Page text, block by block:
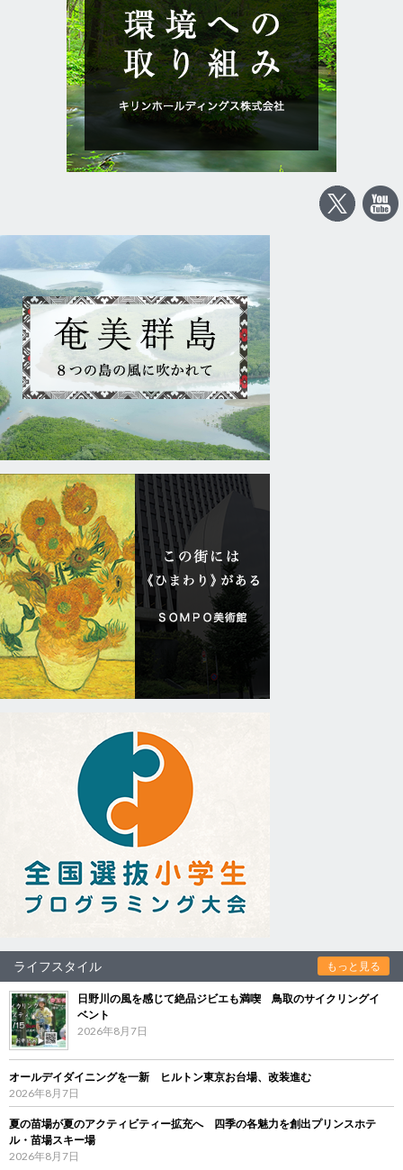
ライフスタイル もっと見る
日野川の風を感じて絶品ジビエも満喫 鳥取のサイクリングイ
ベント
2026年8月7日
オールデイダイニングを一新 ヒルトン東京お台場、改装進む
2026年8月7日
夏の苗場が夏のアクティビティー拡充へ 四季の各魅力を創出プリンスホテ
ル・苗場スキー場
2026年8月7日